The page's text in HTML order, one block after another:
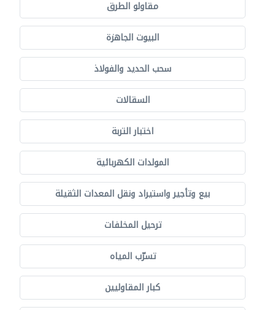
مقاولو الطرق
البيوت الجاهزة
سحب الحديد والفولاذ
السقالات
اختبار التربة
المولدات الكهربائية
بيع وتأجير واستيراد ونقل المعدات الثقيلة
ترحيل المخلفات
تسرّب المياه
كبار المقاوليين